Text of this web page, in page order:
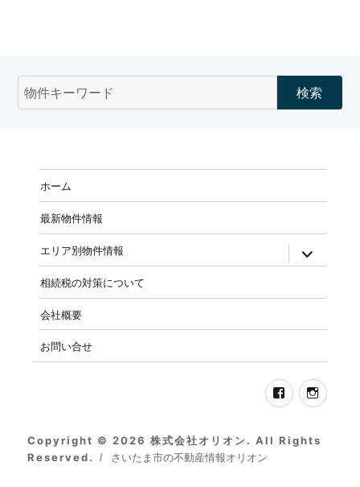
物
件
ホーム
最新物件情報
エリア別物件情報 expand
child
相続税の対策について
会社概要
お問い合せ
Facebook
Copyright © 2026 株式会社オリオン. All Rights
Reserved.
さいたま市の不動産情報オリオン